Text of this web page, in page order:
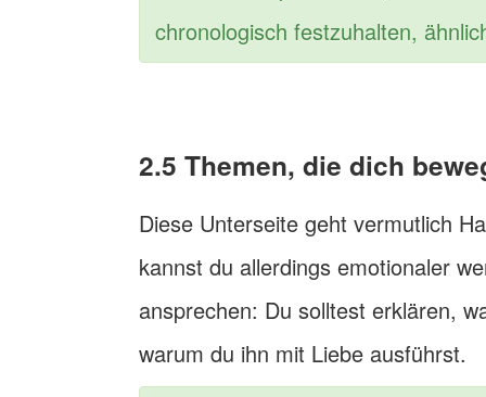
chronologisch festzuhalten,
2.5 Themen, die dich
Diese Unterseite geht vermutlich
kannst du allerdings emotionaler
ansprechen: Du solltest erklären,
warum du ihn mit Liebe ausführst.